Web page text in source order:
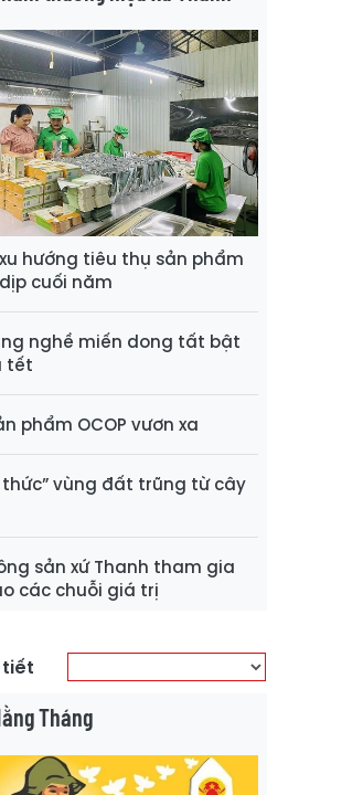
hướng tiêu thụ sản phẩm
dịp cuối năm
nghề miến dong tất bật
tết
phẩm OCOP vươn xa
thức” vùng đất trũng từ cây
sản xứ Thanh tham gia
các chuỗi giá trị
tiết
Tháng